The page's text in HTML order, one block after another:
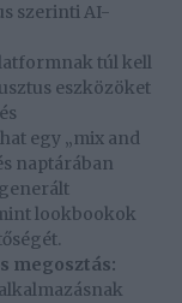
szerinti AI-
túl kell
eszközöket
egy „mix and
naptárában
lookbookok
megosztás: